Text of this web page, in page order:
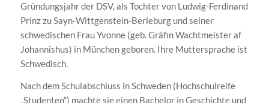
Gründungsjahr der DSV, als Tochter von Ludwig-Ferdinand
Prinz zu Sayn-Wittgenstein-Berleburg und seiner
schwedischen Frau Yvonne (geb. Gräfin Wachtmeister af
Johannishus) in München geboren. Ihre Muttersprache ist
Schwedisch.
Nach dem Schulabschluss in Schweden (Hochschulreife
„Studenten“) machte sie einen Bachelor in Geschichte und